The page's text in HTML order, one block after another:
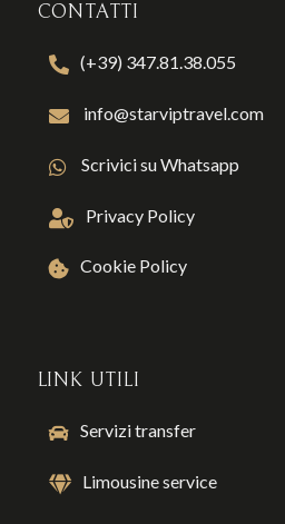
CONTATTI
(+39) 347.81.38.055
info@starviptravel.com
Scrivici su Whatsapp
Privacy Policy
Cookie Policy
LINK UTILI
Servizi transfer
Limousine service